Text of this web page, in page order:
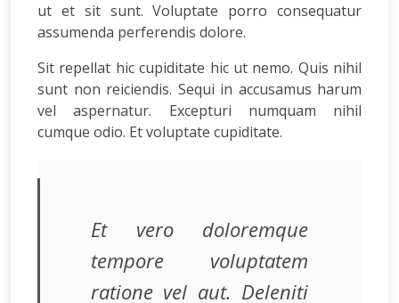
ut et sit sunt. Voluptate porro consequatur
assumenda perferendis dolore.
Sit repellat hic cupiditate hic ut nemo. Quis nihil
sunt non reiciendis. Sequi in accusamus harum
vel aspernatur. Excepturi numquam nihil
cumque odio. Et voluptate cupiditate.
Et vero doloremque
tempore voluptatem
ratione vel aut. Deleniti